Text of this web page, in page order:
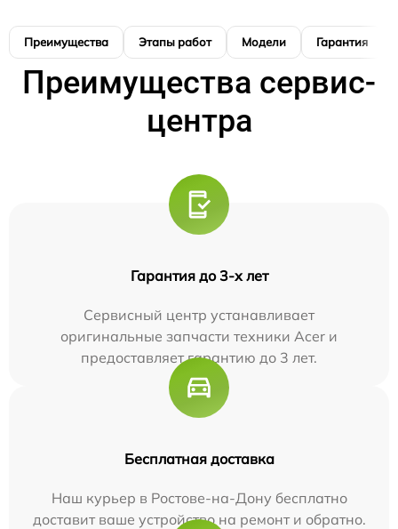
Преимущества Этапы работ Модели Гарантия
Преимущества сервис-
центра
Гарантия до 3-х лет
Сервисный центр устанавливает
оригинальные запчасти техники Acer и
предоставляет гарантию до 3 лет.
Бесплатная доставка
Наш курьер в Ростове-на-Дону бесплатно
доставит ваше устройство на ремонт и обратно.